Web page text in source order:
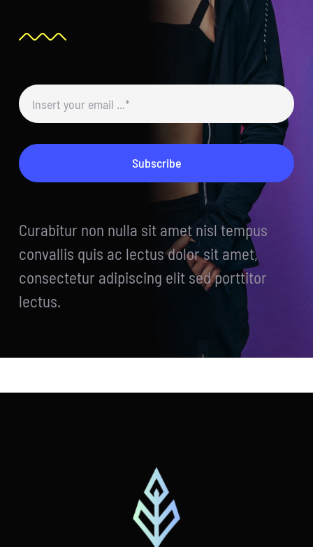
Subscribe
Curabitur non nulla sit amet nisl tempus
convallis quis ac lectus dolor sit amet,
consectetur adipiscing elit sed porttitor
lectus.